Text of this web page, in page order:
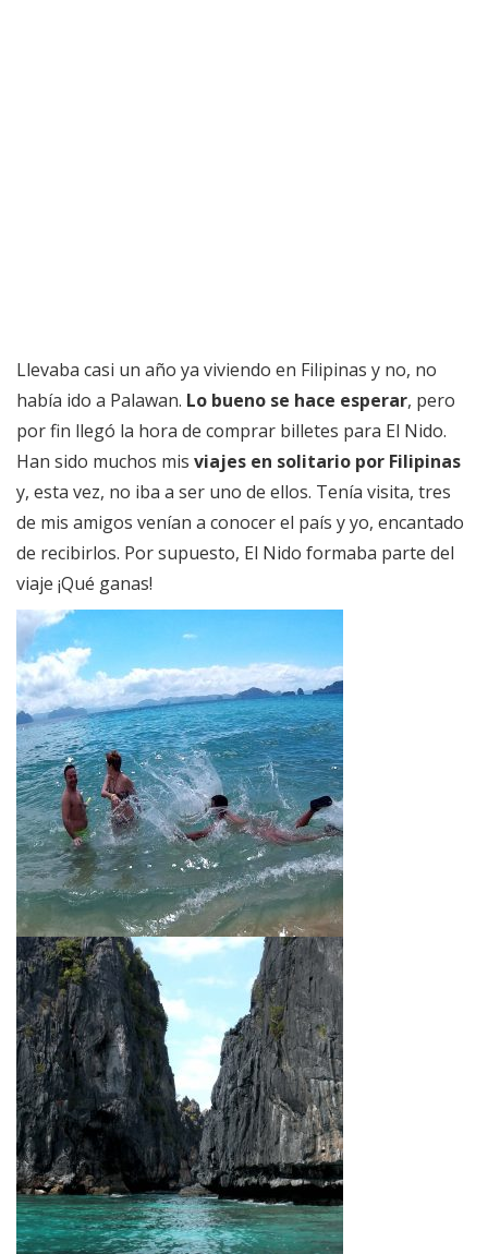
Llevaba casi un año ya viviendo en Filipinas y no, no
había ido a Palawan. Lo bueno se hace esperar, pero
por fin llegó la hora de comprar billetes para El Nido.
Han sido muchos mis viajes en solitario por Filipinas
y, esta vez, no iba a ser uno de ellos. Tenía visita, tres
de mis amigos venían a conocer el país y yo, encantado
de recibirlos. Por supuesto, El Nido formaba parte del
viaje ¡Qué ganas!